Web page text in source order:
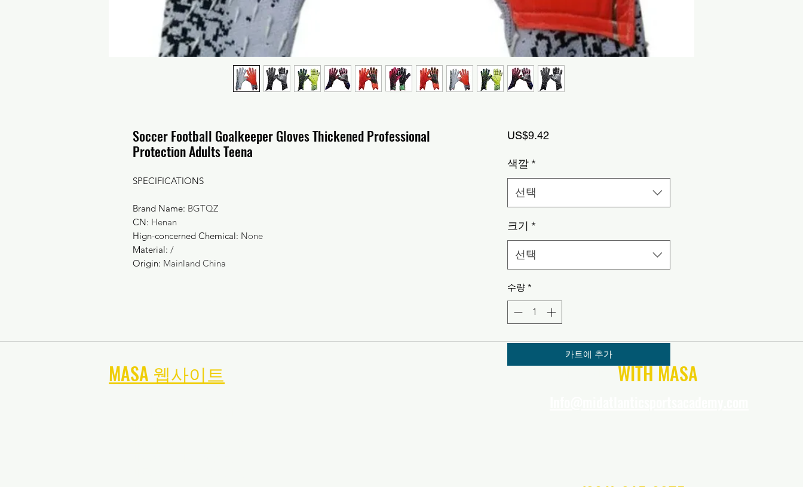
Soccer Football Goalkeeper Gloves Thickened Professional
Protection Adults Teena
SPECIFICATIONS
Brand Name: BGTQZ
CN: Henan
Hign-concerned Chemical: None
Material: /
Origin: Mainland China
US$9.42가
색깔*
선택
크기 *
선택
수량 *
카트에 추가
MASA 웹사이트 CONNECTWITH MASA